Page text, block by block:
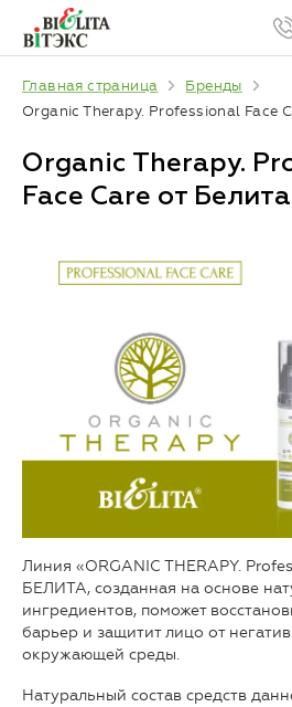
Главная страница
Бренды
Organic Therapy. Professional Face
Organic Therapy.
Face Care от Белита
Линия «ORGANIC THERAPY.
БЕЛИТА, созданная на основе
ингредиентов, поможет
барьер и защитит лицо от
окружающей среды.
Натуральный состав средств